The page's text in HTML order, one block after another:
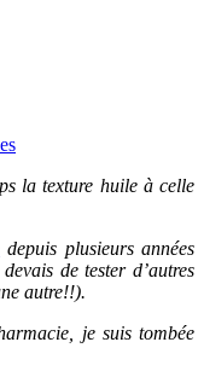
la texture huile à celle
depuis plusieurs années
de tester d’autres
autre!!).
je suis tombée